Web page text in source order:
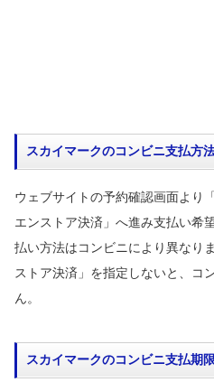
スカイマークのコンビニ支払方
ウェブサイトの予約確認画面より
エンストア決済」へ進み支払い希
払い方法はコンビニにより異なり
ストア決済」を指定しないと、コ
ん。
スカイマークのコンビニ支払期